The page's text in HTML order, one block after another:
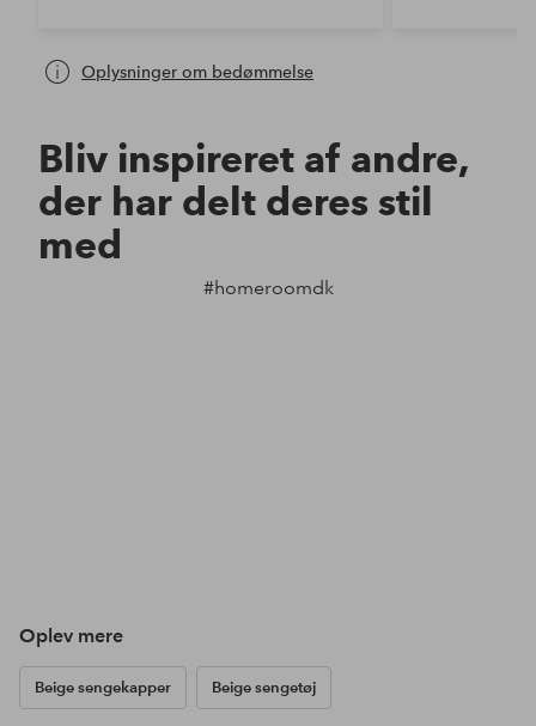
Oplysninger om bedømmelse
Bliv inspireret af andre,
der har delt deres stil
med
#homeroomdk
Oplev mere
Beige sengekapper Beige sengetøj